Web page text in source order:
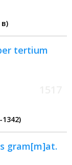
;
ad
;
Hebreos
tertium
gram[m]at.